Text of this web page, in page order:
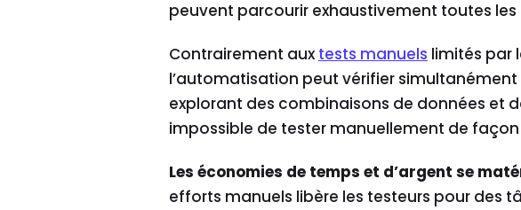
peuvent parcourir exhaustivement toutes
Contrairement aux tests manuels limités par
l’automatisation peut vérifier
explorant des combinaisons de données et
impossible de tester manuellement de façon
Les économies de temps et d’argent se
efforts manuels libère les testeurs pour des